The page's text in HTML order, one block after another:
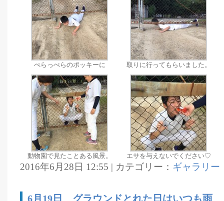
ぺらっぺらのポッキーに 取りに行ってもらいました。
動物園で見たことある風景。 エサを与えないでください♡
2016年6月28日 12:55 | カテゴリー： ギャラリー
6月19日 グラウンドとれた日はいつも雨